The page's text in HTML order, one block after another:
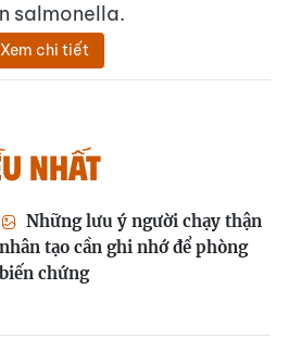
salmonella.
Xem chi tiết
nhất
Những lưu ý người chạy thận
nhân tạo cần ghi nhớ để phòng
biến chứng